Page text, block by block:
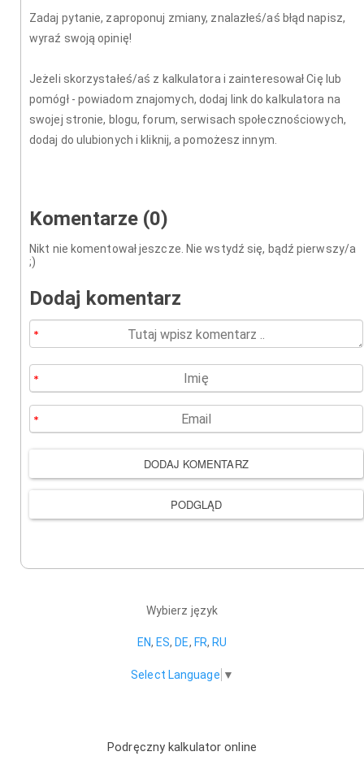
Zadaj pytanie, zaproponuj zmiany, znalazłeś/aś błąd napisz,
wyraź swoją opinię!
Jeżeli skorzystałeś/aś z kalkulatora i zainteresował Cię lub
pomógł - powiadom znajomych, dodaj link do kalkulatora na
swojej stronie, blogu, forum, serwisach społecznościowych,
dodaj do ulubionych i kliknij, a pomożesz innym.
Komentarze (0)
Nikt nie komentował jeszcze. Nie wstydź się, bądź pierwszy/a
;)
Dodaj komentarz
Wybierz język
EN, ES, DE, FR, RU
Select Language ▼
Podręczny kalkulator online